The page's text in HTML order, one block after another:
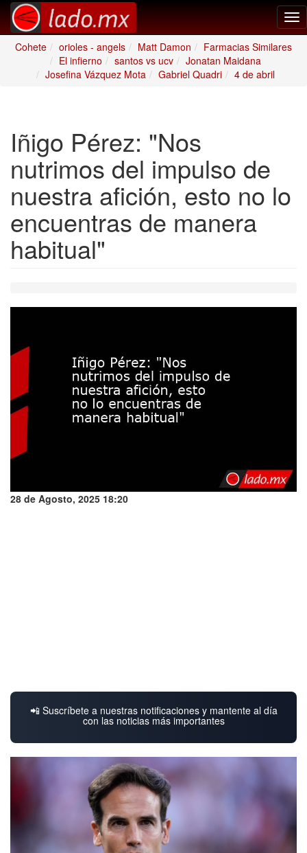
Cohete
orioles - angels Matt Damon
Farmacias Similares
El infierno
santos vs ucv
Jonatan Maidana
Josefina Vázquez Mota
Gabriel Quadri 4 de abril
Iñigo Pérez: "Nos
nutrimos del impulso de
nuestra afición, esto no lo
encuentras de manera
habitual"
28 de Agosto, 2025 18:20
📲 Suscríbete a nuestras notificaciones y mantente al día
con las noticias más importantes